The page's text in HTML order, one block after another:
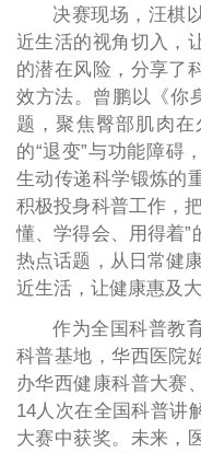
决赛现场，汪棋
近生活的视角切入，
的潜在风险，分享了
效方法。曾鹏以《你
题，聚焦臀部肌肉
的“退变”与功能障碍
生动传递科学锻炼的
积极投身科普工作，
懂、学得会、用得着
热点话题，从日常健
近生活，让健康惠及大
作为全国科普教
科普基地，华西医院
办华西健康科普大赛
14人次在全国科普讲
大赛中获奖。未来，